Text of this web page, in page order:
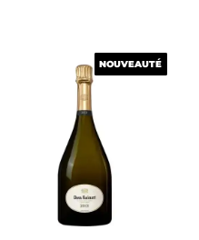
NOUVEAUTÉ
NOUVEAUTÉ